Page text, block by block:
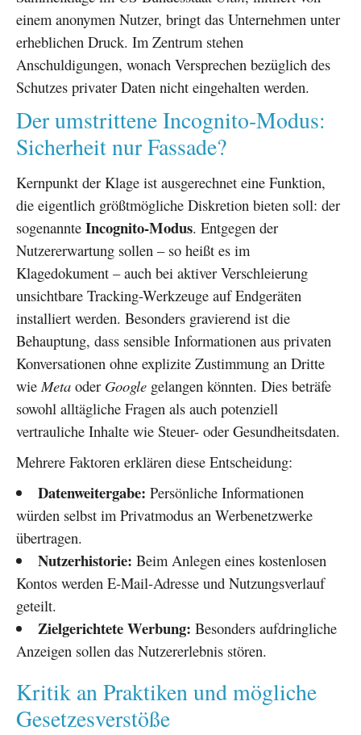
einem anonymen Nutzer, bringt das Unternehmen unter
erheblichen Druck. Im Zentrum stehen
Anschuldigungen, wonach Versprechen bezüglich des
Schutzes privater Daten nicht eingehalten werden.
Der umstrittene Incognito-Modus:
Sicherheit nur Fassade?
Kernpunkt der Klage ist ausgerechnet eine Funktion,
die eigentlich größtmögliche Diskretion bieten soll: der
sogenannte Incognito-Modus. Entgegen der
Nutzererwartung sollen – so heißt es im
Klagedokument – auch bei aktiver Verschleierung
unsichtbare Tracking-Werkzeuge auf Endgeräten
installiert werden. Besonders gravierend ist die
Behauptung, dass sensible Informationen aus privaten
Konversationen ohne explizite Zustimmung an Dritte
wieMeta oder Google gelangen könnten. Dies beträfe
sowohl alltägliche Fragen als auch potenziell
vertrauliche Inhalte wie Steuer- oder Gesundheitsdaten.
Mehrere Faktoren erklären diese Entscheidung:
Datenweitergabe: Persönliche Informationen
würden selbst im Privatmodus an Werbenetzwerke
übertragen.
Nutzerhistorie: Beim Anlegen eines kostenlosen
Kontos werden E-Mail-Adresse und Nutzungsverlauf
geteilt.
Zielgerichtete Werbung: Besonders aufdringliche
Anzeigen sollen das Nutzererlebnis stören.
Kritik an Praktiken und mögliche
Gesetzesverstöße